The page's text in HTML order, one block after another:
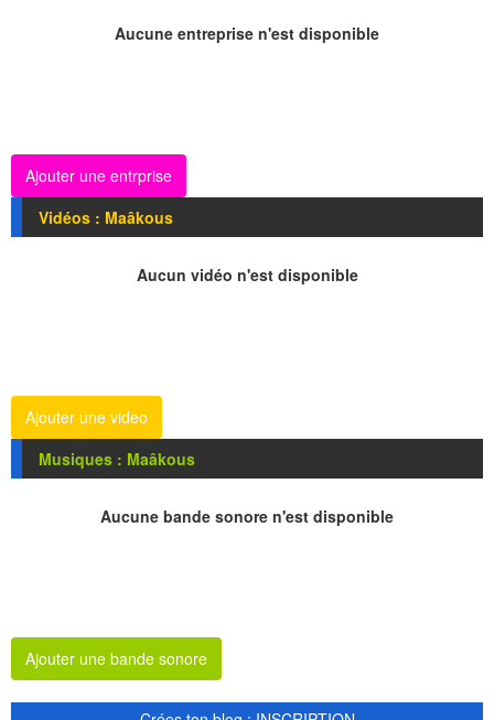
Aucune entreprise n'est disponible
Ajouter une entrprise
Vidéos : Maâkous
Aucun vidéo n'est disponible
Ajouter une video
Musiques : Maâkous
Aucune bande sonore n'est disponible
Ajouter une bande sonore